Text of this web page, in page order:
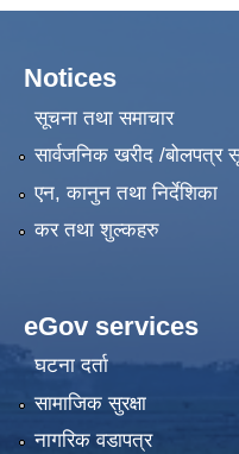
Notices
सूचना तथा समाचार
सार्वजनिक खरीद /बोलपत्र
एन, कानुन तथा निर्देशिका
कर तथा शुल्कहरु
eGov services
घटना दर्ता
सामाजिक सुरक्षा
नागरिक वडापत्र